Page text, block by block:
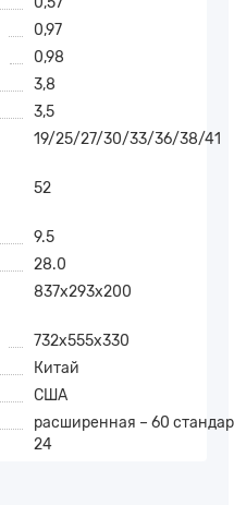
0,97
0,98
3,8
3,5
19/25/27/30/33/36/38/41
52
9.5
28.0
837x293x200
732х555х330
Китай
США
расширенная – 60
24